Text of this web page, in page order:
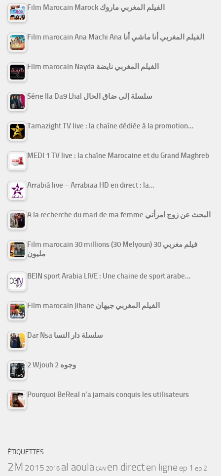
Film Marocain Marock الفيلم المغربي ماروك
Film marocain Ana Machi Ana الفيلم المغربي أنا ماشي أنا
Film marocain Nayda الفيلم المغربي نايضة
Série Ila Da9 Lhal سلسلة إلى ضاق الحال
Tamazight TV live : la chaîne dédiée à la promotion…
MEDI 1 TV live : la chaîne Marocaine et du Grand Maghreb
Arrabiâ live – Arrabiaa HD en direct : la…
A la recherche du mari de ma femme البحث عن زوج امرأتي
Film marocain 30 millions (30 Melyoun) فيلم مغربي 30
مليون
BEIN sport Arabia LIVE : Une chaine de sport arabe…
Film marocain Jihane الفيلم المغربي جيهان
Dar Nsa سلسلة دار النسا
2 Wjouh 2 وجوه
Pourquoi BeReal n’a jamais conquis les utilisateurs
ÉTIQUETTES
2M 2015 2016 al aoula CAN en directen ligne ep 1 ep 2